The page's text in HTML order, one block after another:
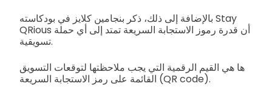
بالإضافة إلى ذلك، ذكر بنجامين كلايز في بودكاسته Stay
QRious أن قدرة رموز الاستجابة السريعة تمتد إلى أي حملة
تسويقية.
ها هي القيم الرقمية التي يجب ملاحظتها لتوقعات التسويق
القائمة على رمز الاستجابة السريعة (QR code).